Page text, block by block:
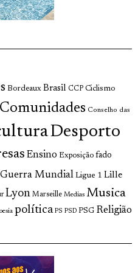
Bordeaux Brasil CCP Ciclismo
Comunidades Conselho das
Desporto
Ensino Exposição fado
Mundial Ligue 1 Lille
Lyon Marseille Medias Musica
política PS PSD PSG Religião